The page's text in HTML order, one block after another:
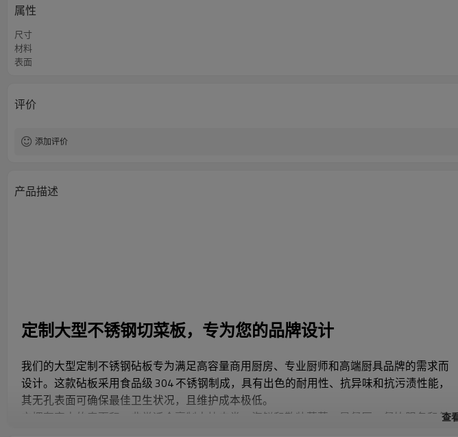
属性
尺寸
材料
表面
评价
添加评价
产品描述
定制大型不锈钢切菜板，专为您的品牌设计
我们的大型定制不锈钢砧板专为满足高容量商用厨房、专业厨师和高端厨具品牌的需求而
设计。这款砧板采用食品级 304 不锈钢制成，具有出色的耐用性、抗异味和抗污渍性能，
其无孔表面可确保最佳卫生状况，且维护成本极低。
它拥有宽大的表面积，非常适合烹制大块肉类、海鲜和散装蔬菜，是餐厅、餐饮服务和餐
查